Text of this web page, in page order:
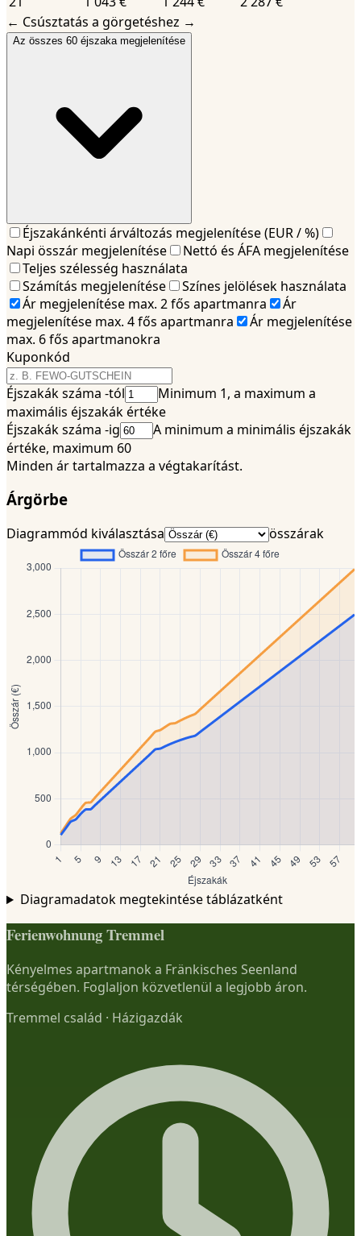
← Csúsztatás a görgetéshez →
Az összes 60 éjszaka megjelenítése
Éjszakánkénti árváltozás megjelenítése (EUR / %)
Napi összár megjelenítése
Nettó és ÁFA megjelenítése
Teljes szélesség használata
Számítás megjelenítése
Színes jelölések használata
Ár megjelenítése max. 2 fős apartmanra
Ár
megjelenítése max. 4 fős apartmanra
Ár megjelenítése
max. 6 fős apartmanokra
Kuponkód
Éjszakák száma -tól
Minimum 1, a maximum a
maximális éjszakák értéke
Éjszakák száma -ig
A minimum a minimális éjszakák
értéke, maximum 60
Minden ár tartalmazza a végtakarítást.
Árgörbe
Diagrammód kiválasztása összárak
Diagramadatok megtekintése táblázatként
Ferienwohnung Tremmel
Kényelmes apartmanok a Fränkisches Seenland
térségében. Foglaljon közvetlenül a legjobb áron.
Tremmel család · Házigazdák